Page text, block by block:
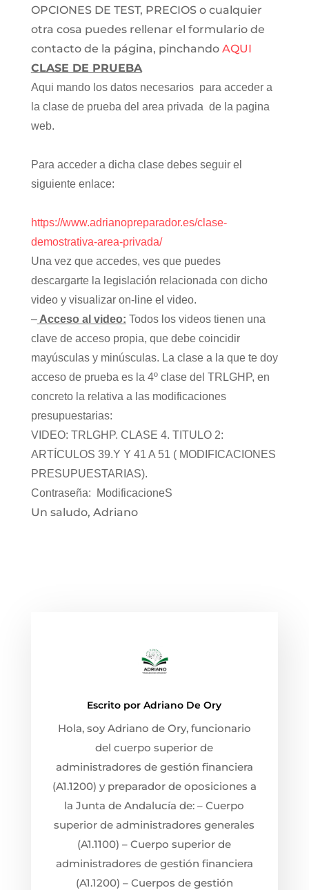
OPCIONES DE TEST, PRECIOS o cualquier
otra cosa puedes rellenar el formulario de
contacto de la página, pinchando AQUI
CLASE DE PRUEBA
Aqui mando los datos necesarios para acceder a
la clase de prueba del area privada de la pagina
web.
Para acceder a dicha clase debes seguir el
siguiente enlace:
https://www.adrianopreparador.es/clase-
demostrativa-area-privada/
Una vez que accedes, ves que puedes
descargarte la legislación relacionada con dicho
video y visualizar on-line el video.
–Acceso al video: Todos los videos tienen una
clave de acceso propia, que debe coincidir
mayúsculas y minúsculas. La clase a la que te doy
acceso de prueba es la 4º clase del TRLGHP, en
concreto la relativa a las modificaciones
presupuestarias:
VIDEO: TRLGHP. CLASE 4. TITULO 2:
ARTÍCULOS 39.Y Y 41 A 51 ( MODIFICACIONES
PRESUPUESTARIAS).
Contraseña: ModificacioneS
Un saludo, Adriano
Escrito porAdriano De Ory
Hola, soy Adriano de Ory, funcionario
del cuerpo superior de
administradores de gestión financiera
(A1.1200) y preparador de oposiciones a
la Junta de Andalucía de: – Cuerpo
superior de administradores generales
(A1.1100) – Cuerpo superior de
administradores de gestión financiera
(A1.1200) – Cuerpos de gestión